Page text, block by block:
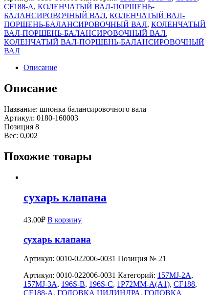
CF188-A, КОЛЕНЧАТЫЙ ВАЛ-ПОРШЕНЬ-
БАЛАНСИРОВОЧНЫЙ ВАЛ, КОЛЕНЧАТЫЙ ВАЛ-
ПОРШЕНЬ-БАЛАНСИРОВОЧНЫЙ ВАЛ, КОЛЕНЧАТЫЙ
ВАЛ-ПОРШЕНЬ-БАЛАНСИРОВОЧНЫЙ ВАЛ,
КОЛЕНЧАТЫЙ ВАЛ-ПОРШЕНЬ-БАЛАНСИРОВОЧНЫЙ
ВАЛ
Описание
Описание
Название: шпонка балансировочного вала
Артикул: 0180-160003
Позиция 8
Вес: 0,002
Похожие товары
сухарь клапана
43.00₽ В корзину
сухарь клапана
Артикул: 0010-022006-0031 Позиция № 21
Артикул: 0010-022006-0031 Категорий: 157MJ-2A,
157MJ-3A, 196S-B, 196S-C, 1P72MM-A(A1), CF188,
CF188-A, ГОЛОВКА ЦИЛИНДРА, ГОЛОВКА